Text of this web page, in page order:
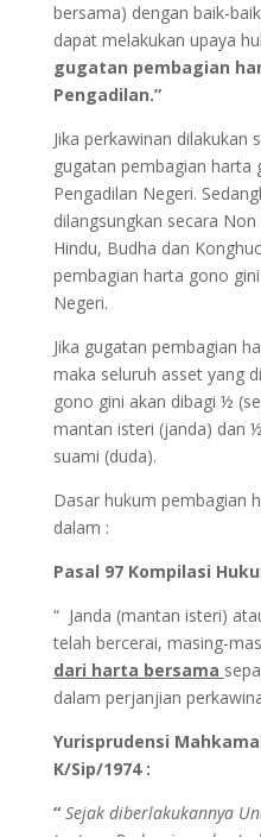
bersama) dengan baik-
dapat melakukan upaya
gugatan pembagian
Pengadilan.”
Jika perkawinan dilakukan
gugatan pembagian harta
Pengadilan Negeri.
dilangsungkan secara
Hindu, Budha dan
pembagian harta gono
Negeri.
Jika gugatan pembagian
maka seluruh asset yang
gono gini akan dibagi ½
mantan isteri (janda) dan
suami (duda).
Dasar hukum pembagian
dalam :
Pasal 97 Kompilasi
“ Janda (mantan isteri)
telah bercerai, masing-
dari harta bersama
dalam perjanjian
Yurisprudensi
K/Sip/1974 :
“ Sejak diberlakukannya